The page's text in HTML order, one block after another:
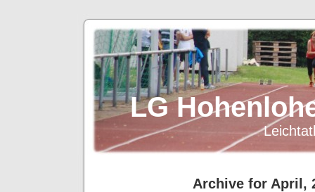
LG
Archive for April,